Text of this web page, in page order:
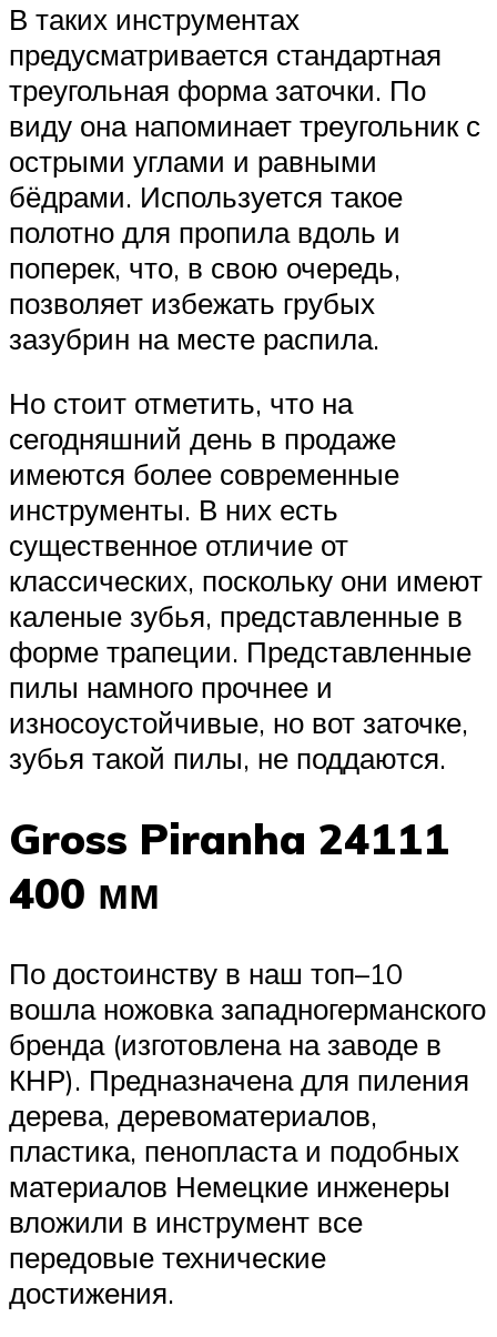
В таких инструментах
предусматривается стандартная
треугольная форма заточки. По
виду она напоминает треугольник с
острыми углами и равными
бёдрами. Используется такое
полотно для пропила вдоль и
поперек, что, в свою очередь,
позволяет избежать грубых
зазубрин на месте распила.
Но стоит отметить, что на
сегодняшний день в продаже
имеются более современные
инструменты. В них есть
существенное отличие от
классических, поскольку они имеют
каленые зубья, представленные в
форме трапеции. Представленные
пилы намного прочнее и
износоустойчивые, но вот заточке,
зубья такой пилы, не поддаются.
Gross Piranha 24111
400 мм
По достоинству в наш топ–10
вошла ножовка западногерманского
бренда (изготовлена на заводе в
КНР). Предназначена для пиления
дерева, деревоматериалов,
пластика, пенопласта и подобных
материалов Немецкие инженеры
вложили в инструмент все
передовые технические
достижения.